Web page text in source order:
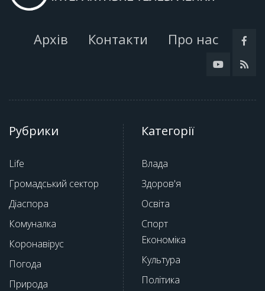
Архів Контакти Про нас
Рубрики
Life
Громадський сектор
Діаспора
Комуналка
Коронавірус
Погода
Природа
Категорії
Влада
Здоров'я
Освіта
Спорт
Економіка
Культура
Політика